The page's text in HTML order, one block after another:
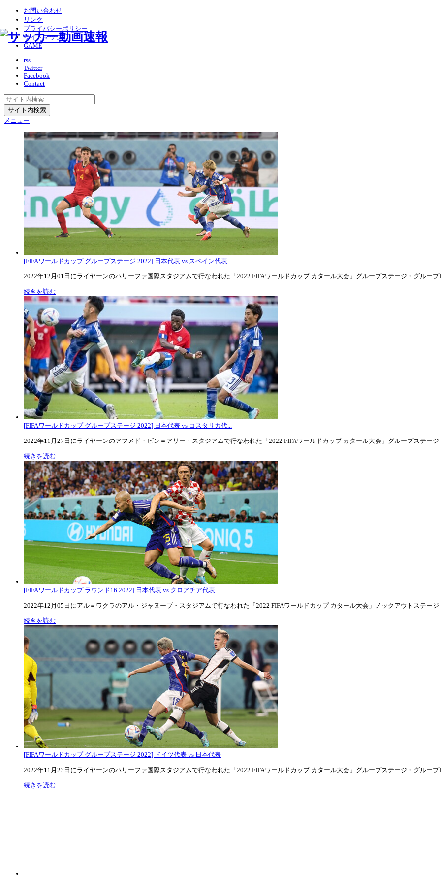
お問い合わせ
リンク
プライバシーポリシー
サイトマップ
GAME
rss
Twitter
Facebook
Contact
メニュー
[FIFAワールドカップ グループステージ 2022] 日本代表 vs スペイン代表...
2022年12月01日にライヤーンのハリーファ国際スタジアムで行なわれた「2022 FIFAワールドカップ カタール大会」グループステージ・グループ
続きを読む
[FIFAワールドカップ グループステージ 2022] 日本代表 vs コスタリカ代...
2022年11月27日にライヤーンのアフメド・ビン＝アリー・スタジアムで行なわれた「2022 FIFAワールドカップ カタール大会」グループステージ
続きを読む
[FIFAワールドカップ ラウンド16 2022] 日本代表 vs クロアチア代表
2022年12月05日にアル＝ワクラのアル・ジャヌーブ・スタジアムで行なわれた「2022 FIFAワールドカップ カタール大会」ノックアウトステージ
続きを読む
[FIFAワールドカップ グループステージ 2022] ドイツ代表 vs 日本代表
2022年11月23日にライヤーンのハリーファ国際スタジアムで行なわれた「2022 FIFAワールドカップ カタール大会」グループステージ・グループ
続きを読む